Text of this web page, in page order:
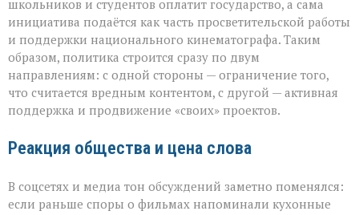
школьников и студентов оплатит государство, а сама
инициатива подаётся как часть просветительской работы
и поддержки национального кинематографа. Таким
образом, политика строится сразу по двум
направлениям: с одной стороны — ограничение того,
что считается вредным контентом, с другой — активная
поддержка и продвижение «своих» проектов.
Реакция общества и цена слова
В соцсетях и медиа тон обсуждений заметно поменялся:
если раньше споры о фильмах напоминали кухонные